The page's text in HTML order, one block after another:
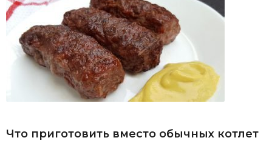
Что приготовить вместо обычных котлет